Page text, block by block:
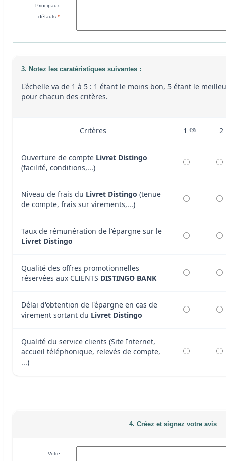
Principaux
défauts *
3. Notez les caratéristiques suivantes :
L'échelle va de 1 à 5 : 1 étant le moins bon, 5 étant le
pour chacun des critères.
Critères 1 👎 2
Ouverture de compte Livret Distingo
(facilité, conditions,...)
Niveau de frais du Livret Distingo (tenue
de compte, frais sur virements,...)
Taux de rémunération de l'épargne sur le
Livret Distingo
Qualité des offres promotionnelles
réservées aux CLIENTS DISTINGO BANK
Délai d'obtention de l'épargne en cas de
virement sortant du Livret Distingo
Qualité du service clients (Site Internet,
accueil téléphonique, relevés de compte,
...)
4. Créez et signez votre avis
Votre